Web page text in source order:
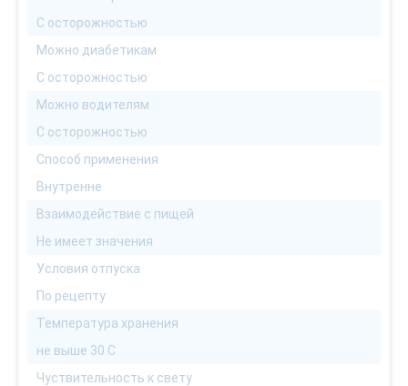
С осторожностью
Можно диабетикам
С осторожностью
Можно водителям
С осторожностью
Способ применения
Внутренне
Взаимодействие с пищей
Не имеет значения
Условия отпуска
По рецепту
Температура хранения
не выше 30 С
Чуствительность к свету